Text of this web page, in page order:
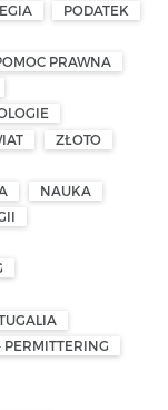
PODATEK
PRAWNA
ZŁOTO
NAUKA
PERMITTERING